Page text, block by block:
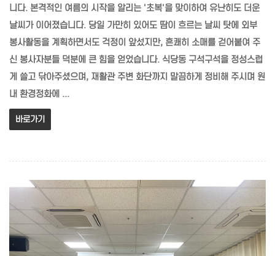
니다. 본격적인 여름의 시작을 알리는 '초복'을 맞이하여 유난히도 더운
날씨가 이어졌습니다. 당일 가만히 있어도 땀이 흐르는 날씨 탓에 외부
봉사활동을 계획하면서도 걱정이 앞섰지만, 흔쾌히 소매를 걷어붙여 주
신 봉사자분들 덕분에 큰 힘을 얻었습니다. 식당동 구석구석을 정성스럽
게 쓸고 닦아주셨으며, 재활관 주변 화단까지 말끔하게 정비해 주시며 원
내 환경정화에 ...
바로가기